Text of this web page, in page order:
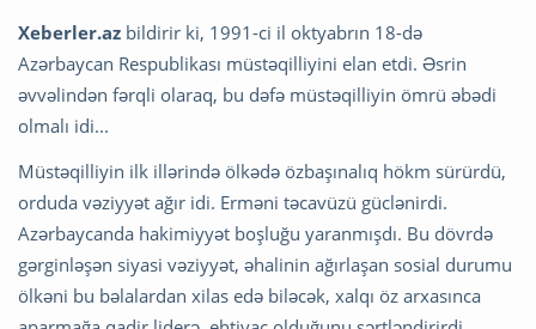
Xeberler.az bildirir ki, 1991-ci il oktyabrın 18-də
Azərbaycan Respublikası müstəqilliyini elan etdi. Əsrin
əvvəlindən fərqli olaraq, bu dəfə müstəqilliyin ömrü əbədi
olmalı idi...
Müstəqilliyin ilk illərində ölkədə özbaşınalıq hökm sürürdü,
orduda vəziyyət ağır idi. Erməni təcavüzü güclənirdi.
Azərbaycanda hakimiyyət boşluğu yaranmışdı. Bu dövrdə
gərginləşən siyasi vəziyyət, əhalinin ağırlaşan sosial durumu
ölkəni bu bəlalardan xilas edə biləcək, xalqı öz arxasınca